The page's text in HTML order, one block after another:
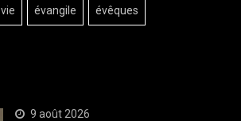
vie évangile évêques
9 août 2026